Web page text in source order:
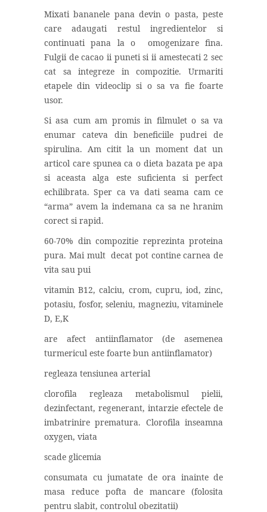
Mixati bananele pana devin o pasta, peste
care adaugati restul ingredientelor si
continuati pana la o
omogenizare fina.
Fulgii de cacao ii puneti si ii amestecati 2 sec
cat sa integreze in compozitie. Urmariti
etapele din videoclip si o sa va fie foarte
usor.
Si asa cum am promis in filmulet o sa va
enumar cateva din beneficiile pudrei de
spirulina. Am citit la un moment dat un
articol care spunea ca o dieta bazata pe apa
si aceasta alga este suficienta si perfect
echilibrata. Sper ca va dati seama cam ce
“arma” avem la indemana ca sa ne hranim
corect si rapid.
60-70% din compozitie reprezinta proteina
pura. Mai mult decat pot contine carnea de
vita sau pui
vitamin B12, calciu, crom, cupru, iod, zinc,
potasiu, fosfor, seleniu, magneziu, vitaminele
D, E,K
are afect antiinflamator (de asemenea
turmericul este foarte bun antiinflamator)
regleaza tensiunea arterial
clorofila regleaza metabolismul pielii,
dezinfectant, regenerant, intarzie efectele de
imbatrinire prematura. Clorofila inseamna
oxygen, viata
scade glicemia
consumata cu jumatate de ora inainte de
masa reduce pofta de mancare (folosita
pentru slabit, controlul obezitatii)